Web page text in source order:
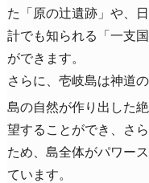
た「原の辻遺跡」や、
計でも知られる「一支
ができます。
さらに、壱岐島は神道
島の自然が作り出した
望することができ、さ
ため、島全体がパワー
ています。